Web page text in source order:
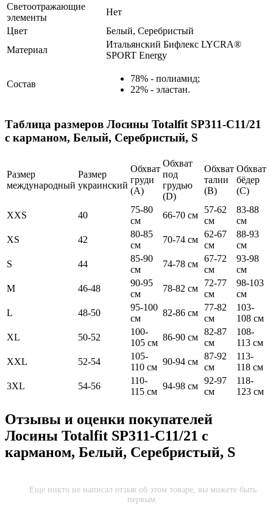
Светоотражающие
элементы
Нет
Цвет
Белый, Серебристый
Материал
Итальянский Бифлекс LYCRA®
SPORT Energy
Состав
78% - полиамид;
22% - эластан.
Таблица размеров Лосины Totalfit SP311-C11/21
с карманом, Белый, Серебристый, S
Размер
международный
Размер
украинский
Обхват
груди
(А)
Обхват
под
грудью
(D)
Обхват
талии
(В)
Обхват
бёдер
(С)
XXS 40
75-80
см
66-70 см
57-62
см
83-88
см
XS
42
80-85
см
70-74 см
62-67
см
88-93
см
S
44
85-90
см
74-78 см
67-72
см
93-98
см
M
46-48
90-95
см
78-82 см
72-77
см
98-103
см
L
48-50
95-100
см
82-86 см
77-82
см
103-
108 см
XL
50-52
100-
105 см
86-90 см
82-87
см
108-
113 см
XXL
52-54
105-
110 см
90-94 см
87-92
см
113-
118 см
3XL
54-56
110-
115 см
94-98 см
92-97
см
118-
123 см
Отзывы и оценки покупателей
Лосины Totalfit SP311-C11/21 с
карманом, Белый, Серебристый, S
Еще никто не написал отзыв об этом товаре, вы можете быть
первым.